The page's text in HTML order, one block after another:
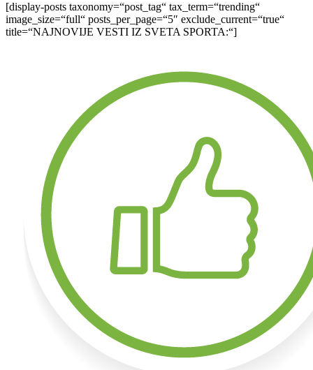
[display-posts taxonomy=“post_tag“ tax_term=“trending“
image_size=“full“ posts_per_page=“5″ exclude_current=“true“
title=“NAJNOVIJE VESTI IZ SVETA SPORTA:“]